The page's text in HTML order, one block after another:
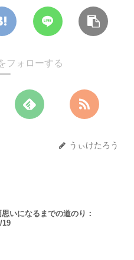
フォローする
うぃけたろう
いになるまでの道のり：
19